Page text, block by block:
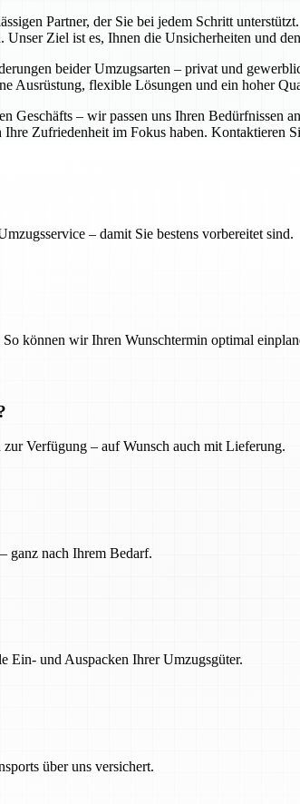
Partner, der Sie bei jedem Schritt
Ziel ist es, Ihnen die Unsicherheiten und
beider Umzugsarten – privat und
Ausrüstung, flexible Lösungen und ein hoher
Geschäfts – wir passen uns Ihren
Zufriedenheit im Fokus haben. Kontaktieren
– damit Sie bestens vorbereitet sind.
können wir Ihren Wunschtermin optimal
Verfügung – auf Wunsch auch mit Lieferung.
ganz nach Ihrem Bedarf.
Ein- und Auspacken Ihrer Umzugsgüter.
über uns versichert.